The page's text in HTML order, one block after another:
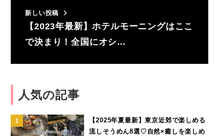
新しい投稿
【2023年最新】ホテルモーニングはここ
で決まり！全国にオシ…
人気の記事
【2025年夏最新】東京近郊で楽しめる
流しそうめん8選♡自然×癒しを楽しめ